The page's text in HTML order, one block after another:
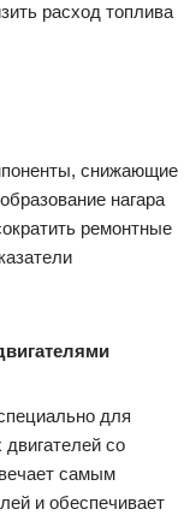
расход топлива
снижающие
нагара
ремонтные
для
со
самым
и обеспечивает